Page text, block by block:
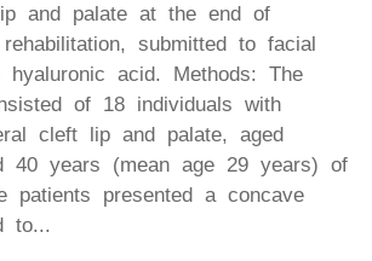
and palate at the end of
submitted to facial
acid. Methods: The
of 18 individuals with
cleft lip and palate, aged
40 years (mean age 29 years) of
patients presented a concave
to...